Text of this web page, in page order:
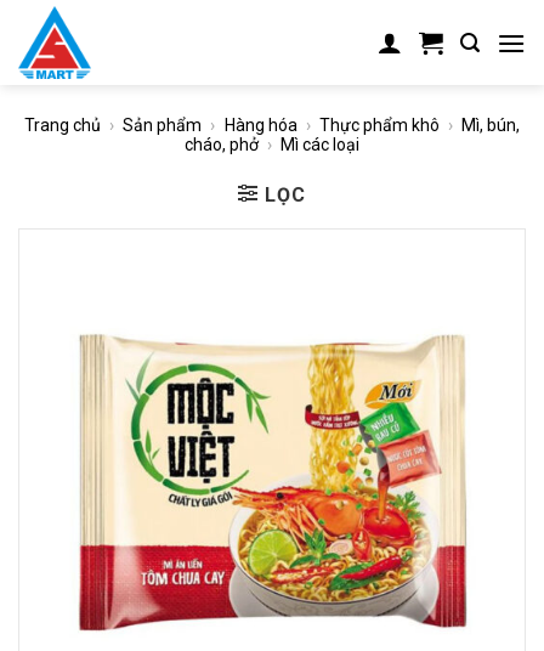
content
Trang chủ › Sản phẩm › Hàng hóa › Thực phẩm khô › Mì, bún,
cháo, phở › Mì các loại
LỌC